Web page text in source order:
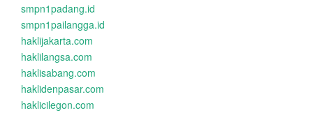
smpn1padang.id
smpn1pailangga.id
haklijakarta.com
haklilangsa.com
haklisabang.com
haklidenpasar.com
haklicilegon.com